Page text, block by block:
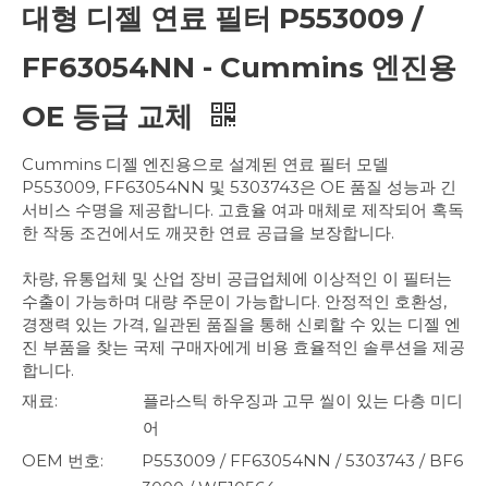
대형 디젤 연료 필터 P553009 /
FF63054NN - Cummins 엔진용
OE 등급 교체
Cummins 디젤 엔진용으로 설계된 연료 필터 모델
P553009, FF63054NN 및 5303743은 OE 품질 성능과 긴
서비스 수명을 제공합니다. 고효율 여과 매체로 제작되어 혹독
한 작동 조건에서도 깨끗한 연료 공급을 보장합니다.
차량, 유통업체 및 산업 장비 공급업체에 이상적인 이 필터는
수출이 가능하며 대량 주문이 가능합니다. 안정적인 호환성,
경쟁력 있는 가격, 일관된 품질을 통해 신뢰할 수 있는 디젤 엔
진 부품을 찾는 국제 구매자에게 비용 효율적인 솔루션을 제공
합니다.
재료:
플라스틱 하우징과 고무 씰이 있는 다층 미디
어
OEM 번호:
P553009 / FF63054NN / 5303743 / BF6